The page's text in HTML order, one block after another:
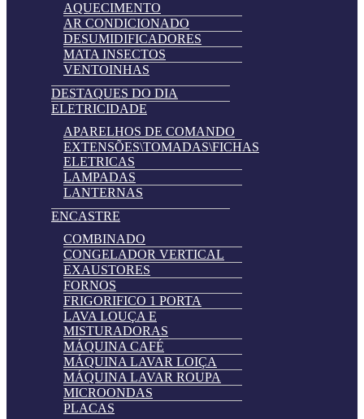
AQUECIMENTO
AR CONDICIONADO
DESUMIDIFICADORES
MATA INSECTOS
VENTOINHAS
DESTAQUES DO DIA
ELETRICIDADE
APARELHOS DE COMANDO
EXTENSÕES\TOMADAS\FICHAS
ELETRICAS
LAMPADAS
LANTERNAS
ENCASTRE
COMBINADO
CONGELADOR VERTICAL
EXAUSTORES
FORNOS
FRIGORIFICO 1 PORTA
LAVA LOUÇA E
MISTURADORAS
MÁQUINA CAFÉ
MÁQUINA LAVAR LOIÇA
MÁQUINA LAVAR ROUPA
MICROONDAS
PLACAS